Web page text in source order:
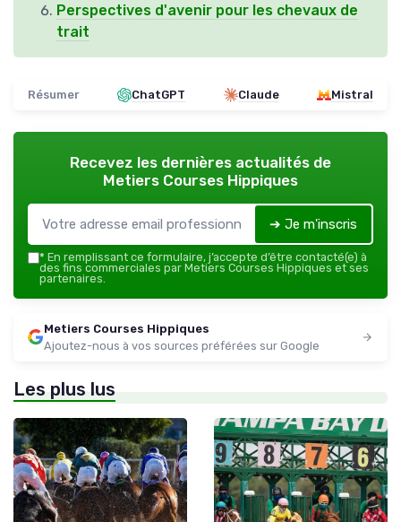
Perspectives d'avenir pour les chevaux de
trait
Résumer ChatGPT Claude Mistral
Recevez les dernières actualités de
Metiers Courses Hippiques
➔ Je m'inscris
* En remplissant ce formulaire, j’accepte d’être contacté(e) à
des fins commerciales par Metiers Courses Hippiques et ses
partenaires.
Metiers Courses Hippiques
Ajoutez-nous à vos sources préférées sur Google
Les plus lus